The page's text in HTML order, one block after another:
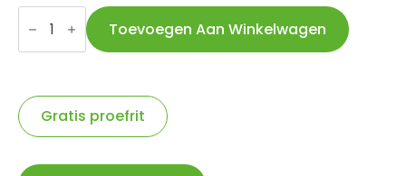
Widek
fietsmandje
Explorer
Clappy
aantal
Toevoegen Aan Winkelwagen
Gratis proefrit